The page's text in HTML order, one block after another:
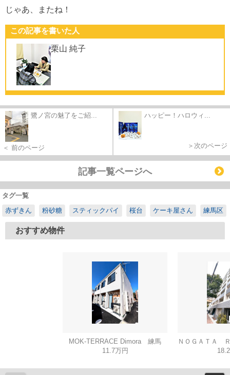
じゃあ、またね！
この記事を書いた人
栗山 純子
鷺ノ宮の魅了をご紹...
＜ 前のページ
ハッピー！ハロウィ...
＞次のページ
記事一覧ページへ
タグ一覧
赤ずきん
粉砂糖 スティックパイ 桜台 ケーキ屋さん 練馬区
おすすめ物件
MOK-TERRACE Dimora 練馬
11.7万円